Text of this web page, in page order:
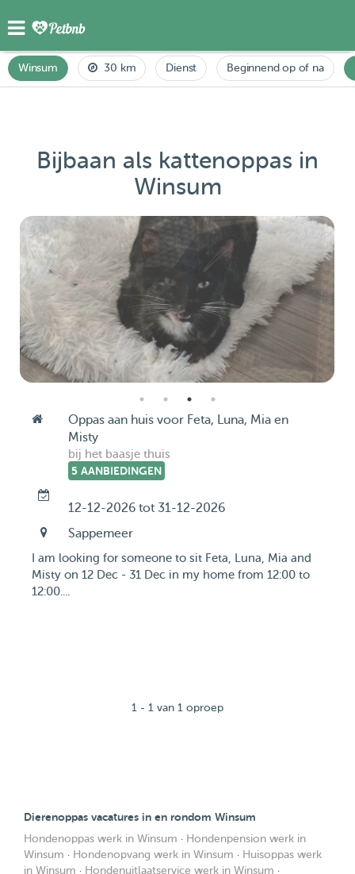
Winsum 30 km Dienst Beginnend op of na
Bijbaan als kattenoppas in
Winsum
Oppas aan huis voor Feta, Luna, Mia en
Misty
bij het baasje thuis
5 AANBIEDINGEN
12-12-2026 tot 31-12-2026
Sappemeer
I am looking for someone to sit Feta, Luna, Mia and
Misty on 12 Dec - 31 Dec in my home from 12:00 to
12:00....
1 - 1 van 1 oproep
Dierenoppas vacatures in en rondom Winsum
Hondenoppas werk in Winsum · Hondenpension werk in
Winsum · Hondenopvang werk in Winsum · Huisoppas werk
in Winsum · Hondenuitlaatservice werk in Winsum ·